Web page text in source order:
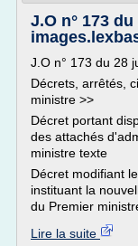
J.O n° 173
J.O n° 173 du 28
Décrets, arrêtés,
ministre >>
Décret portant
des attachés
ministre texte
Décret modifiant
instituant la
du Premier
Lire la suite